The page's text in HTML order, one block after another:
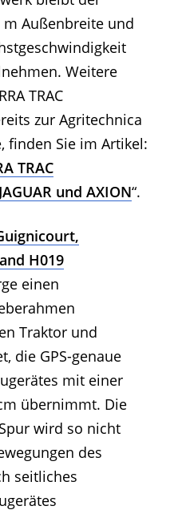
m Außenbreite und
Weitere
TRAC
zur Agritechnica
finden Sie im Artikel:
TRAC
und AXION“.
H019
einen
Traktor und
die GPS-genaue
mit einer
übernimmt. Die
wird so nicht
des
seitliches